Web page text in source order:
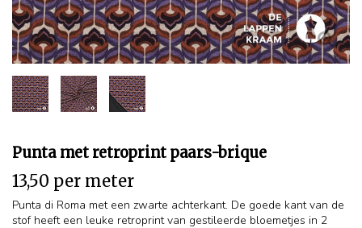
Punta met retroprint paars-brique
13,50 per meter
Punta di Roma met een zwarte achterkant. De goede kant van de
stof heeft een leuke retroprint van gestileerde bloemetjes in 2